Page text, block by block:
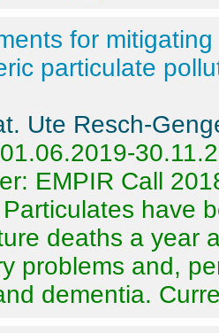
for
particulate
Ute Resch-
EMPIR Call
Particulates have
deaths a year
problems and,
dementia.